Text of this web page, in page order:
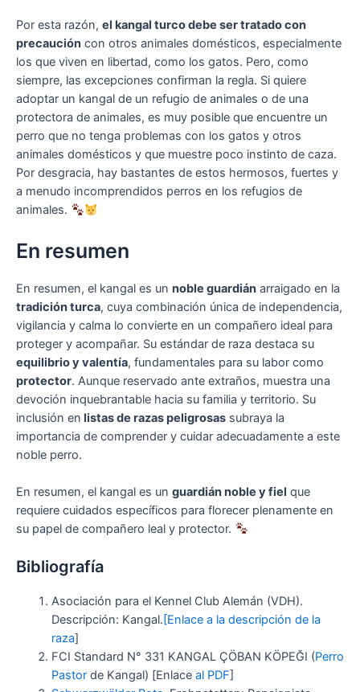
Por esta razón, el kangal turco debe ser tratado con
precaución con otros animales domésticos, especialmente
los que viven en libertad, como los gatos. Pero, como
siempre, las excepciones confirman la regla. Si quiere
adoptar un kangal de un refugio de animales o de una
protectora de animales, es muy posible que encuentre un
perro que no tenga problemas con los gatos y otros
animales domésticos y que muestre poco instinto de caza.
Por desgracia, hay bastantes de estos hermosos, fuertes y
a menudo incomprendidos perros en los refugios de
animales.
En resumen
En resumen, el kangal es un noble guardián arraigado en la
tradición turca, cuya combinación única de independencia,
vigilancia y calma lo convierte en un compañero ideal para
proteger y acompañar. Su estándar de raza destaca su
equilibrio y valentía, fundamentales para su labor como
protector. Aunque reservado ante extraños, muestra una
devoción inquebrantable hacia su familia y territorio. Su
inclusión en listas de razas peligrosas subraya la
importancia de comprender y cuidar adecuadamente a este
noble perro.
En resumen, el kangal es un guardián noble y fiel que
requiere cuidados específicos para florecer plenamente en
su papel de compañero leal y protector.
Bibliografía
Asociación para el Kennel Club Alemán (VDH).
Descripción: Kangal. [Enlace a la descripción de la
raza]
FCI Standard N° 331 KANGAL ÇÖBAN KÖPEĞI (Perro
Pastorde Kangal) [Enlace al PDF